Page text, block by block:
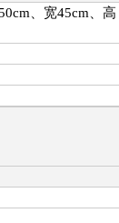
、宽45cm、高